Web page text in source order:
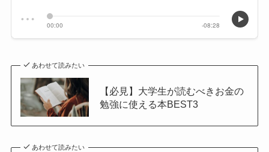
あわせて読みたい
【必見】大学生が読むべきお金の
勉強に使える本BEST3
あわせて読みたい